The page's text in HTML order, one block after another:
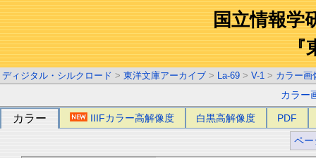
国立情報学
『
ディジタル・シルクロード > 東洋文庫アーカイブ > La-69 > V-1 > カラー画
カラー
カラー IIIFカラー高解像度 白黒高解像度 PDF
ペー